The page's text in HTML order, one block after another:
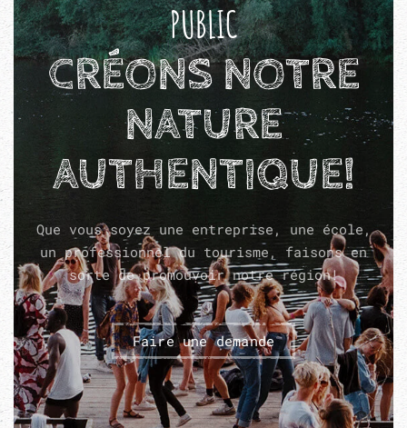
PUBLIC
CRÉONS NOTRE
NATURE
AUTHENTIQUE!
Que vous soyez une entreprise, une école,
un professionnel du tourisme, faisons en
sorte de promouvoir notre région!
Faire une demande